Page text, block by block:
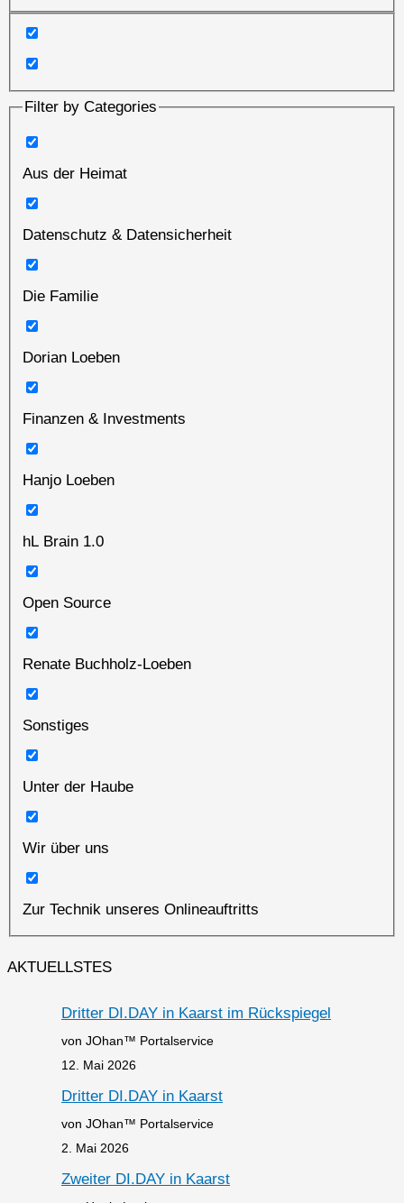
Filter by Categories
Aus der Heimat
Datenschutz & Datensicherheit
Die Familie
Dorian Loeben
Finanzen & Investments
Hanjo Loeben
hL Brain 1.0
Open Source
Renate Buchholz-Loeben
Sonstiges
Unter der Haube
Wir über uns
Zur Technik unseres Onlineauftritts
AKTUELLSTES
Dritter DI.DAY in Kaarst im Rückspiegel
von JOhan™ Portalservice
12. Mai 2026
Dritter DI.DAY in Kaarst
von JOhan™ Portalservice
2. Mai 2026
Zweiter DI.DAY in Kaarst